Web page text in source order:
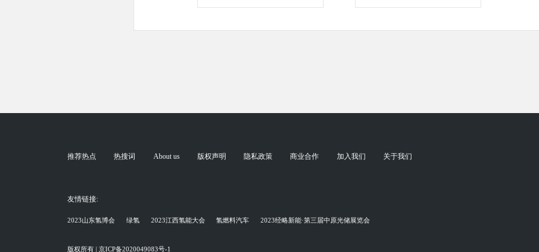
推荐热点 热搜词 About us 版权声明 隐私政策 商业合作 加入我们 关于我们
友情链接:
2023山东氢博会 绿氢 2023江西氢能大会 氢燃料汽车 2023经略新能·第三届中原光储展览会
版权所有 | 京ICP备2020049083号-1